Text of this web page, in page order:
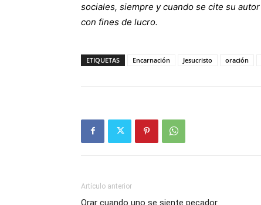
sociales, siempre y cuando se cite su
con fines de lucro.
ETIQUETAS Encarnación Jesucristo oración
Artículo anterior
Orar cuando uno se siente pecador